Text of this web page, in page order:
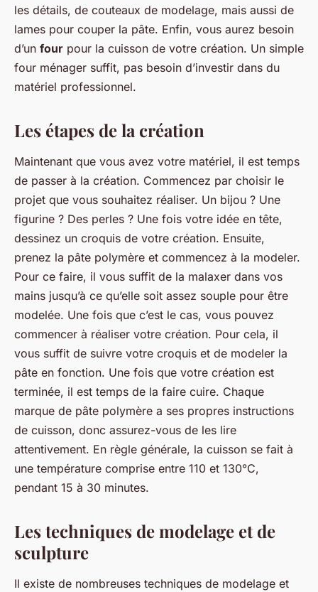
les détails, de couteaux de modelage, mais aussi de
lames pour couper la pâte. Enfin, vous aurez besoin
d’un four pour la cuisson de votre création. Un simple
four ménager suffit, pas besoin d’investir dans du
matériel professionnel.
Les étapes de la création
Maintenant que vous avez votre matériel, il est temps
de passer à la création. Commencez par choisir le
projet que vous souhaitez réaliser. Un bijou ? Une
figurine ? Des perles ? Une fois votre idée en tête,
dessinez un croquis de votre création. Ensuite,
prenez la pâte polymère et commencez à la modeler.
Pour ce faire, il vous suffit de la malaxer dans vos
mains jusqu’à ce qu’elle soit assez souple pour être
modelée. Une fois que c’est le cas, vous pouvez
commencer à réaliser votre création. Pour cela, il
vous suffit de suivre votre croquis et de modeler la
pâte en fonction. Une fois que votre création est
terminée, il est temps de la faire cuire. Chaque
marque de pâte polymère a ses propres instructions
de cuisson, donc assurez-vous de les lire
attentivement. En règle générale, la cuisson se fait à
une température comprise entre 110 et 130°C,
pendant 15 à 30 minutes.
Les techniques de modelage et de
sculpture
Il existe de nombreuses techniques de modelage et